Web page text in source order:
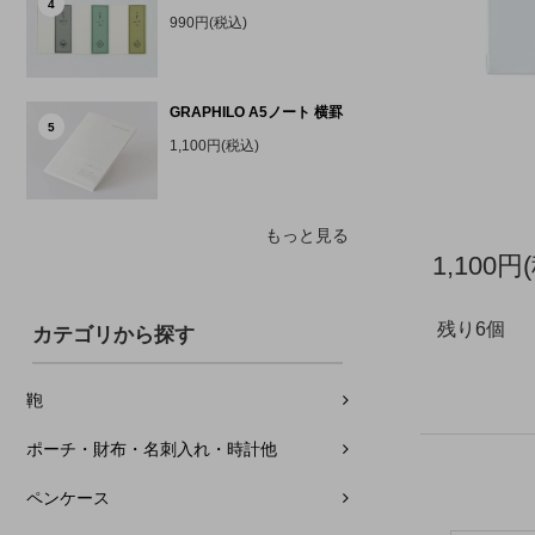
4
990円(税込)
5
GRAPHILO A5ノート 横罫
1,100円(税込)
もっと見る
カテゴリから探す
鞄
ポーチ・財布・名刺入れ・時計他
ペンケース
1,100円
残り6個